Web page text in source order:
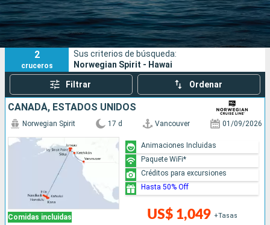
Fecha de salida
Puertos Compañías
Buscar
2
cruceros
Sus criterios de búsqueda:
Norwegian Spirit - Hawai
Filtrar Ordenar
CANADÁ, ESTADOS UNIDOS
Comidas incluidas
Norwegian Spirit 17 d Vancouver 01/09/2026
US$ 1,049 +Tasas
Animaciones Incluidas
Paquete WiFi*
Créditos para excursiones
Hasta 50% Off